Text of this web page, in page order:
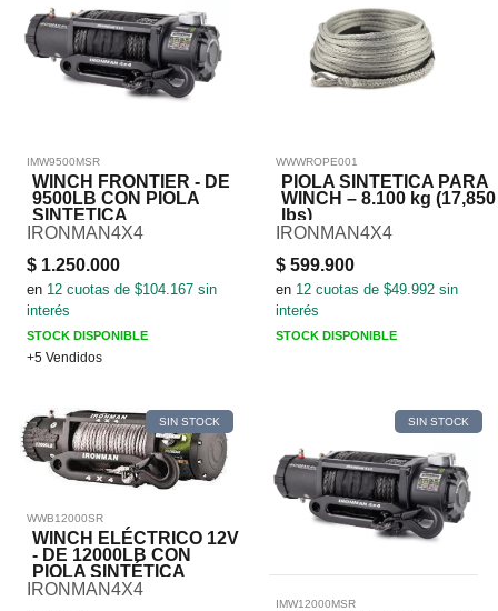
IMW9500MSR
WINCH FRONTIER - DE
9500LB CON PIOLA
SINTETICA
IRONMAN4X4
$ 1.250.000
en 12 cuotas de $104.167 sin
interés
STOCK DISPONIBLE
+5 Vendidos
WWWROPE001
PIOLA SINTETICA PARA
WINCH – 8.100 kg (17,850
lbs)
IRONMAN4X4
$ 599.900
en 12 cuotas de $49.992 sin
interés
STOCK DISPONIBLE
SIN STOCK
WWB12000SR
WINCH ELÉCTRICO 12V
- DE 12000LB CON
PIOLA SINTÉTICA
IRONMAN4X4
SIN STOCK
IMW12000MSR